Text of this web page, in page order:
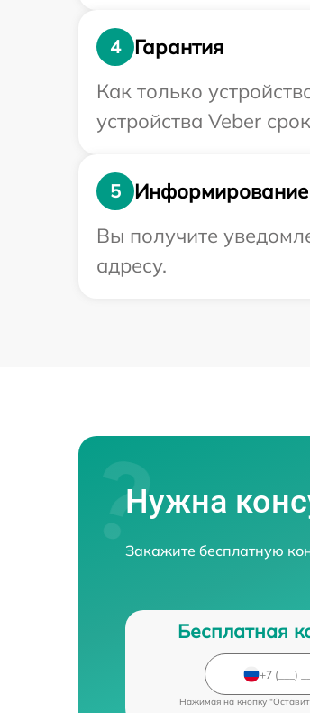
4
Гарантия
Как только
устройства Veber
5
Информирование
Вы получите
адресу.
Нужна
Закажите бесплатную
Бесплатная
Нажимая на кнопку